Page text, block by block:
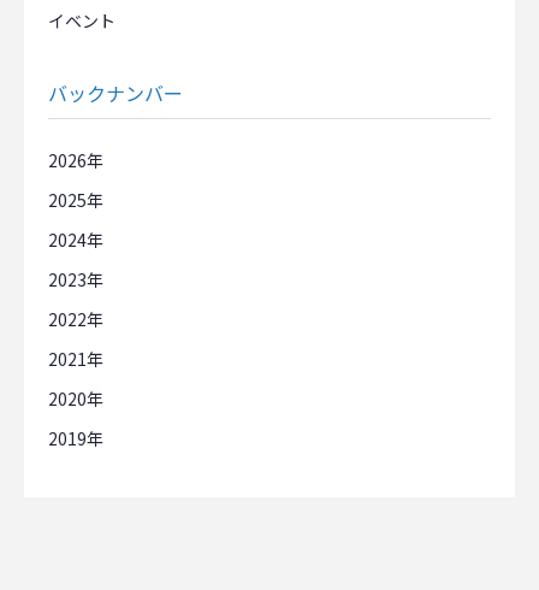
イベント
バックナンバー
2026
2025
2024
2023
2022
2021
2020
2019